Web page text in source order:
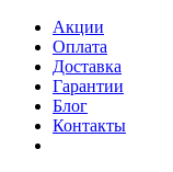
Акции
Оплата
Доставка
Гарантии
Блог
Контакты